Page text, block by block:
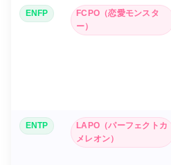
ENFP
FCPO（恋愛モンスタ
ー）
ENTP
LAPO（パーフェクトカ
メレオン）